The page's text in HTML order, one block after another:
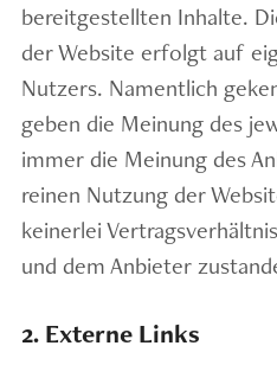
bereitgestellten Inhalte.
der Website erfolgt auf
Nutzers. Namentlich
geben die Meinung des
immer die Meinung des
reinen Nutzung der
keinerlei
und dem Anbieter
2. Externe Links